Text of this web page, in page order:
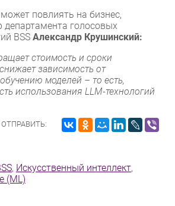
повлиять на бизнес,
департамента голосовых
BSS Александр Крушинский:
стоимость и сроки
зависимость от
моделей – то есть,
использования LLM-технологий
ОТПРАВИТЬ:
, Искусственный интеллект,
(ML)